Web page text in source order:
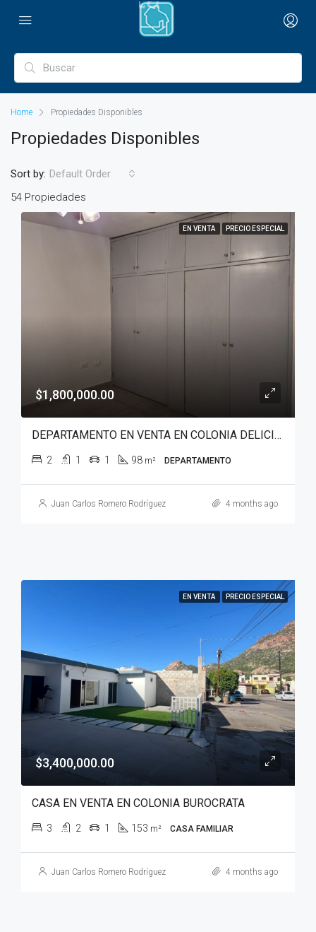
Home Propiedades Disponibles
Propiedades Disponibles
54 Propiedades
Sort by: Default Order
EN VENTA PRECIO ESPECIAL
$1,800,000.00
DEPARTAMENTO EN VENTA EN COLONIA DELICIAS
2 1 1 98 m² DEPARTAMENTO
Juan Carlos Romero Rodríguez 4 months ago
EN VENTA PRECIO ESPECIAL
$3,400,000.00
CASA EN VENTA EN COLONIA BUROCRATA
3 2 1 153 m² CASA FAMILIAR
Juan Carlos Romero Rodríguez 4 months ago